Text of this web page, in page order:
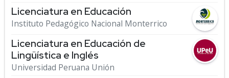
Licenciatura en Educación
Instituto Pedagógico Nacional Monterrico
Licenciatura en Educación de
Lingüística e Inglés
Universidad Peruana Unión